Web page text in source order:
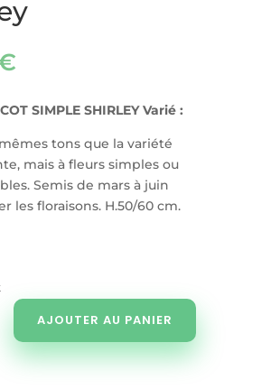
SIMPLE SHIRLEY Varié :
tons que la variété
mais à fleurs simples ou
Semis de mars à juin
les floraisons. H.50/60 cm.
AJOUTER AU PANIER